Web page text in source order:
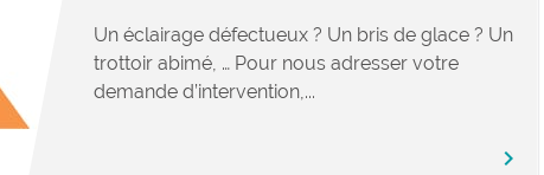
Un éclairage défectueux ? Un bris de glace ? Un
trottoir abimé, … Pour nous adresser votre
demande d’intervention,...
chevron_right